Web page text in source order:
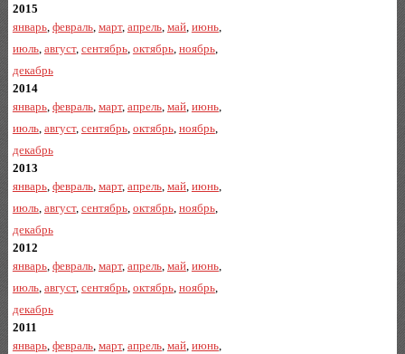
2015
январь, февраль, март, апрель, май, июнь,
июль, август, сентябрь, октябрь, ноябрь,
декабрь
2014
январь, февраль, март, апрель, май, июнь,
июль, август, сентябрь, октябрь, ноябрь,
декабрь
2013
январь, февраль, март, апрель, май, июнь,
июль, август, сентябрь, октябрь, ноябрь,
декабрь
2012
январь, февраль, март, апрель, май, июнь,
июль, август, сентябрь, октябрь, ноябрь,
декабрь
2011
январь, февраль, март, апрель, май, июнь,